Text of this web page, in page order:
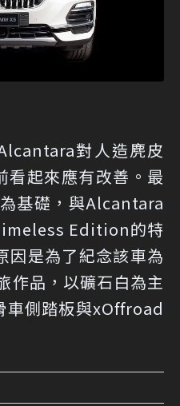
對人造麂皮
看起來應有改善。最
基礎，與Alcantara
Edition的特
因是為了紀念該車為
作品，以礦石白為主
車側踏板與xOffroad